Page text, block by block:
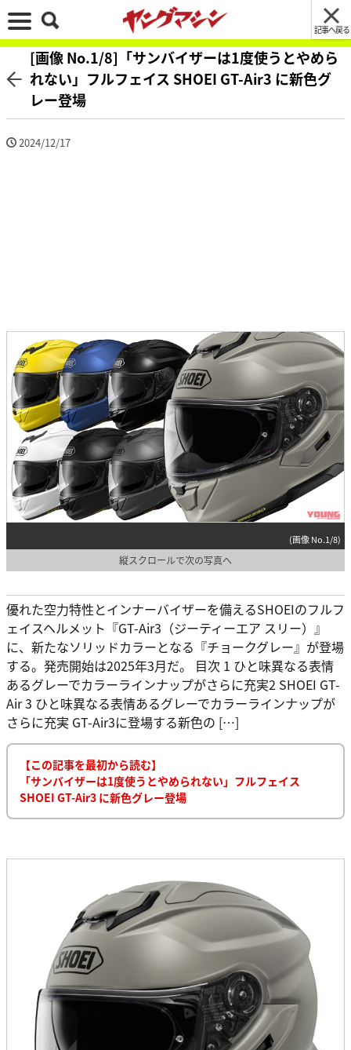
記事へ戻る
[画像 No.1/8]「サンバイザーは1度使うとやめら
れない」フルフェイス SHOEI GT-Air3 に新色グ
レー登場
2024/12/17
(画像 No.1/8)
縦スクロールで次の写真へ
優れた空力特性とインナーバイザーを備えるSHOEIのフルフ
ェイスヘルメット『GT-Air3（ジーティーエア スリー）』
に、新たなソリッドカラーとなる『チョークグレー』が登場
する。発売開始は2025年3月だ。 目次 1 ひと味異なる表情
あるグレーでカラーラインナップがさらに充実2 SHOEI GT-
Air 3 ひと味異なる表情あるグレーでカラーラインナップが
さらに充実 GT-Air3に登場する新色の […]
【この記事を最初から読む】
「サンバイザーは1度使うとやめられない」フルフェイス
SHOEI GT-Air3 に新色グレー登場